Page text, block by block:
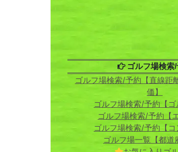
ゴルフ場検索
ゴルフ場検索/予約【直線距
価】
ゴルフ場検索/予約【ゴ
ゴルフ場検索/予約【
ゴルフ場検索/予約【コ
ゴルフ場一覧【都道